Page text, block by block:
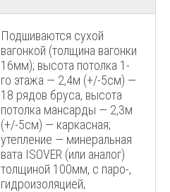
Подшиваются сухой
вагонкой (толщина вагонки
16мм); высота потолка 1-
го этажа — 2,4м (+/-5см) —
18 рядов бруса, высота
потолка мансарды — 2,3м
(+/-5см) — каркасная;
утепление — минеральная
вата ISOVER (или аналог)
толщиной 100мм, с паро-,
гидроизоляцией;